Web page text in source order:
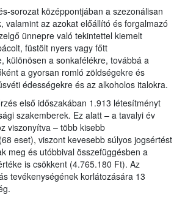
sorozat középpontjában a szezonálisan
valamint az azokat előállító és forgalmazó
ünnepre való tekintettel kiemelt
füstölt nyers vagy főtt
különösen a sonkafélékre, továbbá a
a gyorsan romló zöldségekre és
édességekre és az alkoholos italokra.
első időszakában 1.913 létesítményt
szakemberek. Ez alatt – a tavalyi év
viszonyítva – több kisebb
eset), viszont kevesebb súlyos jogsértést
meg és utóbbival összefüggésben a
is csökkent (4.765.180 Ft). Az
tevékenységének korlátozására 13